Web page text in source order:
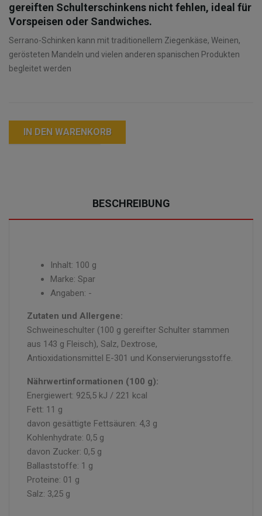
gereiften Schulterschinkens nicht fehlen, ideal für
Vorspeisen oder Sandwiches.
Serrano-Schinken kann mit traditionellem Ziegenkäse, Weinen,
gerösteten Mandeln und vielen anderen spanischen Produkten
begleitet werden
IN DEN WARENKORB
BESCHREIBUNG
Inhalt: 100 g
Marke: Spar
Angaben: -
Zutaten und Allergene:
Schweineschulter (100 g gereifter Schulter stammen
aus 143 g Fleisch), Salz, Dextrose,
Antioxidationsmittel E-301 und Konservierungsstoffe.
Nährwertinformationen (100 g):
Energiewert: 925,5 kJ / 221 kcal
Fett: 11 g
davon gesättigte Fettsäuren: 4,3 g
Kohlenhydrate: 0,5 g
davon Zucker: 0,5 g
Ballaststoffe: 1 g
Proteine: 01 g
Salz: 3,25 g